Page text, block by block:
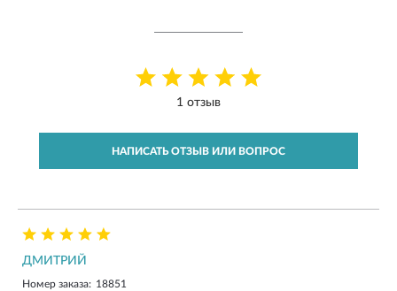
1 отзыв
НАПИСАТЬ ОТЗЫВ ИЛИ ВОПРОС
ДМИТРИЙ
Номер заказа: 18851